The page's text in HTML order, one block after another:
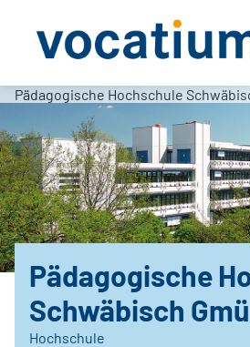
Pädagogische Hochschule
Pädagogische
Schwäbisch
Hochschule